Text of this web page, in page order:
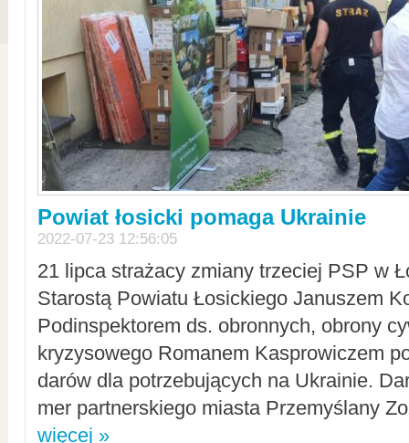
Powiat łosicki pomaga Ukrainie
2022-07-23 12:56:05
21 lipca strażacy zmiany trzeciej PSP w
Starostą Powiatu Łosickiego Januszem
Podinspektorem ds. obronnych, obrony
kryzysowego Romanem Kasprowiczem
darów dla potrzebujących na Ukrainie.
mer partnerskiego miasta Przemyślany
więcej »